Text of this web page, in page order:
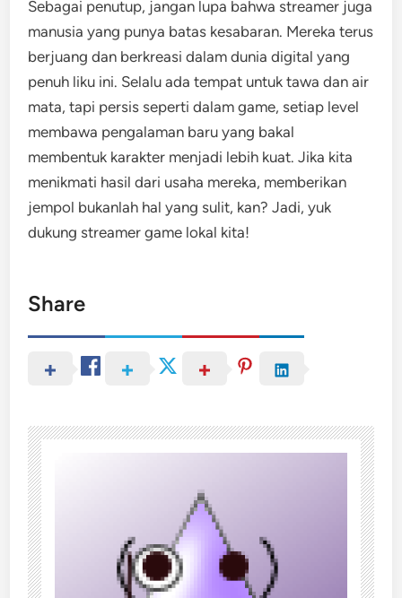
Sebagai penutup, jangan lupa bahwa streamer juga
manusia yang punya batas kesabaran. Mereka terus
berjuang dan berkreasi dalam dunia digital yang
penuh liku ini. Selalu ada tempat untuk tawa dan air
mata, tapi persis seperti dalam game, setiap level
membawa pengalaman baru yang bakal
membentuk karakter menjadi lebih kuat. Jika kita
menikmati hasil dari usaha mereka, memberikan
jempol bukanlah hal yang sulit, kan? Jadi, yuk
dukung streamer game lokal kita!
Share